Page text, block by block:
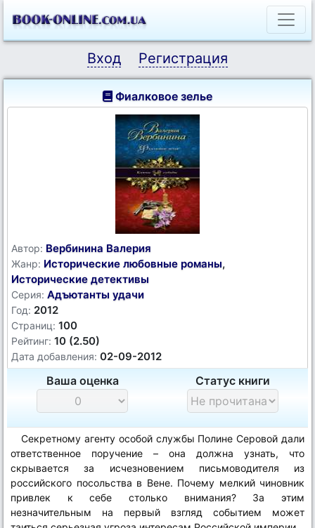
Вход Регистрация
Фиалковое зелье
Автор: Вербинина Валерия
Жанр: Исторические любовные романы,
Исторические детективы
Серия: Адъютанты удачи
Год: 2012
Страниц: 100
Рейтинг: 10 (2.50)
Дата добавления: 02-09-2012
Ваша оценка Статус книги
Секретному агенту особой службы Полине Серовой дали
ответственное поручение – она должна узнать, что
скрывается за исчезновением письмоводителя из
российского посольства в Вене. Почему мелкий чиновник
привлек к себе столько внимания? За этим
незначительным на первый взгляд событием может